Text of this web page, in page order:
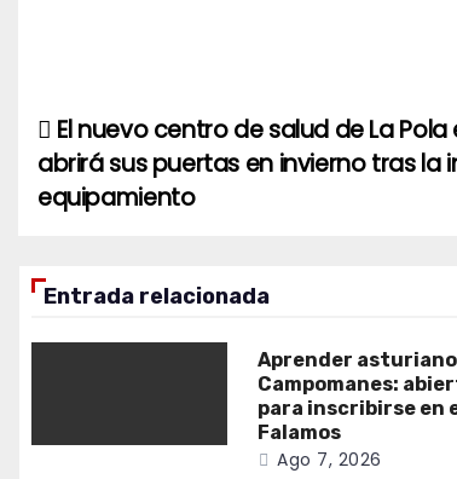
Navegación
de
El nuevo centro de salud de La
abrirá sus puertas en invierno tras la
equipamiento
Entrada relacionada
Aprender
Campomanes:
para inscribirse en
Falamos
Ago 7, 2026